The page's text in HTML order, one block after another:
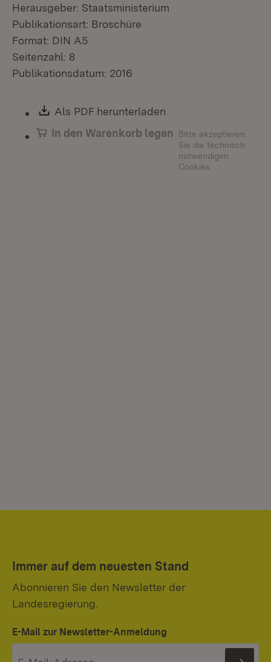
Herausgeber: Staatsministerium
Publikationsart: Broschüre
Format: DIN A5
Seitenzahl: 8
Publikationsdatum: 2016
Download:
Als PDF herunterladen
In den Warenkorb legen
Bitte akzeptieren
Sie die technisch
notwendigen
Cookies
Immer auf dem neuesten Stand
Abonnieren Sie den Newsletter der
Landesregierung.
E-Mail zur Newsletter-Anmeldung